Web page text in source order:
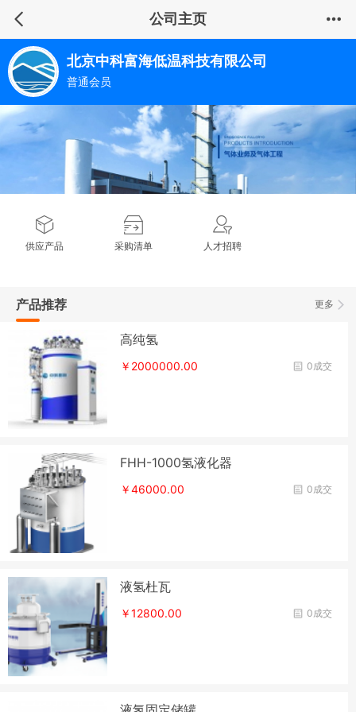
公司主页
北京中科富海低温科技有限公司
普通会员
供应产品 采购清单 人才招聘
更多
产品推荐
高纯氢
0成交
￥2000000.00
FHH-1000氢液化器
0成交
￥46000.00
液氢杜瓦
0成交
￥12800.00